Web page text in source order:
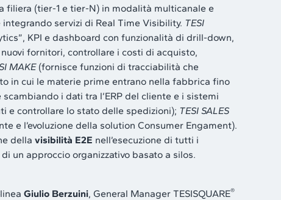
filiera (tier-1 e tier-N) in modalità multicanale e
servizi di Real Time Visibility. TESI
KPI e dashboard con funzionalità di drill-down,
fornitori, controllare i costi di acquisto,
MAKE(fornisce funzioni di tracciabilità che
in cui le materie prime entrano nella fabbrica fino
i dati tra l’ERP del cliente e i sistemi
e controllare lo stato delle spedizioni); TESI SALES
e l’evoluzione della solution Consumer Engament).
della visibilità E2E nell’esecuzione di tutti i
un approccio organizzativo basato a silos.
Giulio Berzuini, General Manager TESISQUARE®